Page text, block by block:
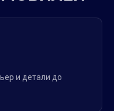
и детали до